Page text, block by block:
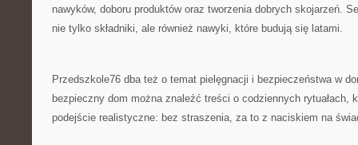
nawyków, doboru produktów oraz tworzenia dobrych skojarzeń.
nie tylko składniki, ale również nawyki, które budują się latami.
Przedszkole76 dba też o temat pielęgnacji i bezpieczeństwa w
bezpieczny dom można znaleźć treści o codziennych rytuałach,
podejście realistyczne: bez straszenia, za to z naciskiem na